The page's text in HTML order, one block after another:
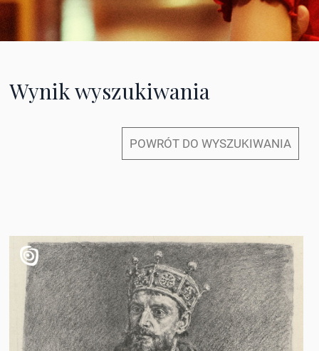
Wynik wyszukiwania
POWRÓT DO WYSZUKIWANIA